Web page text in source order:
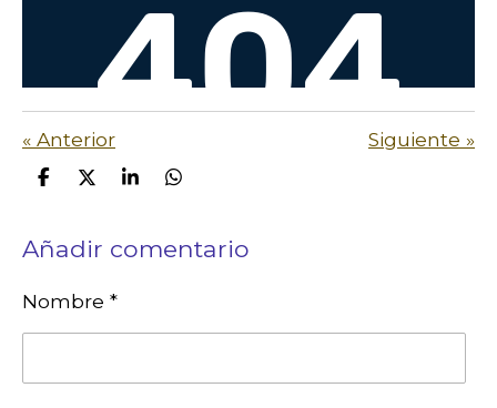
« Anterior Siguiente »
C
p
t
C
p
t
C
p
C
p
Añadir comentario
Nombre *